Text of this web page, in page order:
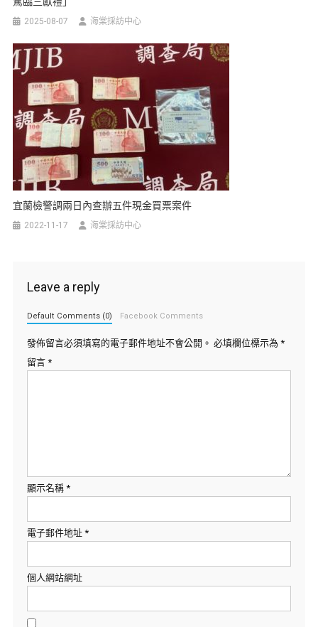
2025-08-07 海棠採訪中心
宜蘭檢警調兩日內查辦五件現金買票案件
2022-11-17 海棠採訪中心
Leave a reply
Default Comments (0) Facebook Comments
發佈留言必須填寫的電子郵件地址不會公開。 必填欄位標示為 *
留言 *
顯示名稱 *
電子郵件地址 *
個人網站網址